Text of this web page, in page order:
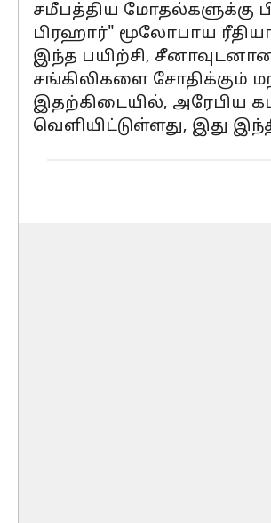
சமீபத்திய மோதல்களுக்கு
பிரஹார்" மூலோபாய
இந்த பயிற்சி,
சங்கிலிகளை சோதிக்கும்
இதற்கிடையில், அரேபிய
வெளியிட்டுள்ளது, இது